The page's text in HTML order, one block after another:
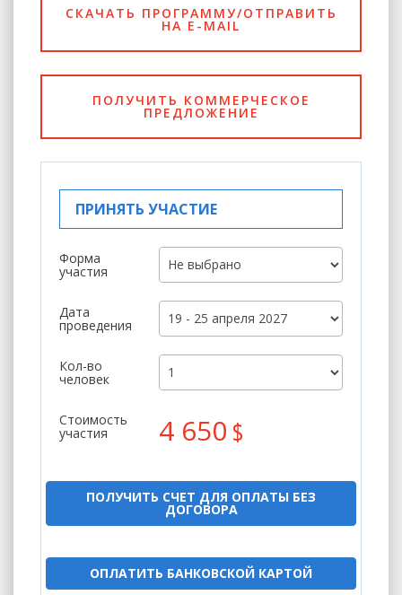
СКАЧАТЬ ПРОГРАММУ/ОТПРАВИТЬ
НА E-MAIL
ПОЛУЧИТЬ КОММЕРЧЕСКОЕ
ПРЕДЛОЖЕНИЕ
ПРИНЯТЬ УЧАСТИЕ
Форма
участия
Дата
проведения
Кол-во
человек
Стоимость
участия 4 650 $
ПОЛУЧИТЬ СЧЕТ ДЛЯ ОПЛАТЫ БЕЗ
ДОГОВОРА
ОПЛАТИТЬ БАНКОВСКОЙ КАРТОЙ